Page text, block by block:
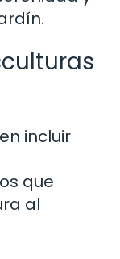
incluir
que
al